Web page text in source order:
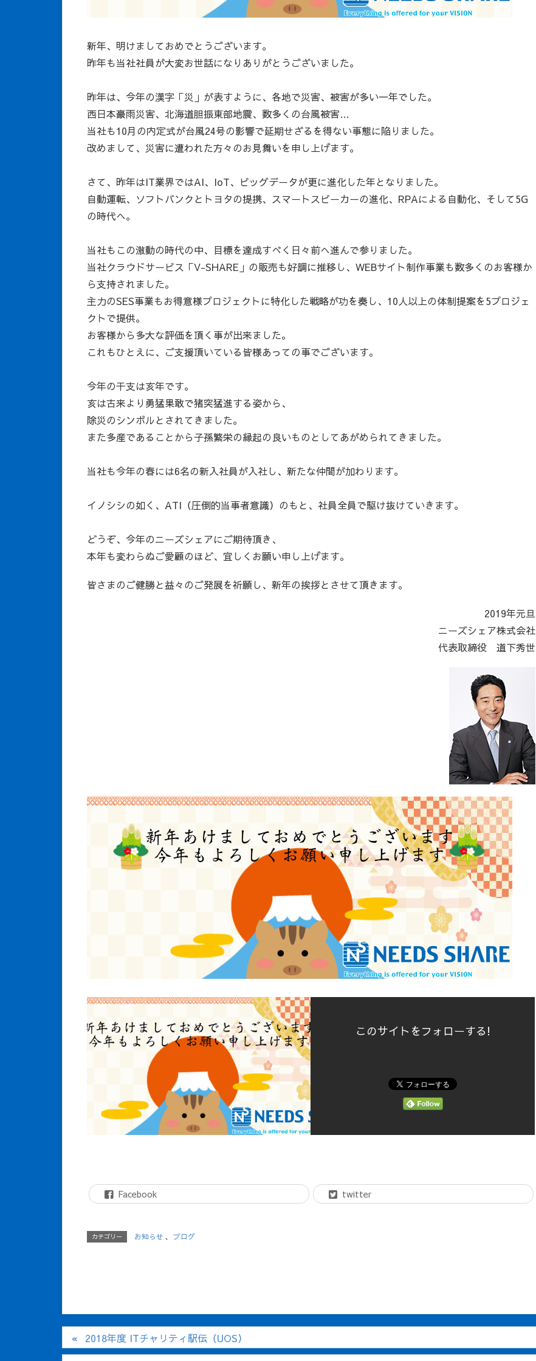
新年、明けましておめでとうございます。
昨年も当社社員が大変お世話になりありがとうございました。
昨年は、今年の漢字「災」が表すように、各地で災害、被害が多い一年でした。
西日本豪雨災害、北海道胆振東部地震、数多くの台風被害…
当社も10月の内定式が台風24号の影響で延期せざるを得ない事態に陥りました。
改めまして、災害に遭われた方々のお見舞いを申し上げます。
さて、昨年はIT業界ではAI、IoT、ビッグデータが更に進化した年となりました。
自動運転、ソフトバンクとトヨタの提携、スマートスピーカーの進化、RPAによる自動化、そして5G
の時代へ。
当社もこの激動の時代の中、目標を達成すべく日々前へ進んで参りました。
当社クラウドサービス「V-SHARE」の販売も好調に推移し、WEBサイト制作事業も数多くのお客様か
ら支持されました。
主力のSES事業もお得意様プロジェクトに特化した戦略が功を奏し、10人以上の体制提案を5プロジェ
クトで提供。
お客様から多大な評価を頂く事が出来ました。
これもひとえに、ご支援頂いている皆様あっての事でございます。
今年の干支は亥年です。
亥は古来より勇猛果敢で猪突猛進する姿から、
除災のシンボルとされてきました。
また多産であることから子孫繁栄の縁起の良いものとしてあがめられてきました。
当社も今年の春には6名の新入社員が入社し、新たな仲間が加わります。
イノシシの如く、ATI（圧倒的当事者意識）のもと、社員全員で駆け抜けていきます。
どうぞ、今年のニーズシェアにご期待頂き、
本年も変わらぬご愛顧のほど、宜しくお願い申し上げます。
皆さまのご健勝と益々のご発展を祈願し、新年の挨拶とさせて頂きます。
2019年元旦
ニーズシェア株式会社
代表取締役 道下秀世
このサイトをフォローする!
Facebook twitter
カテゴリー お知らせ 、 ブログ
2018年度 ITチャリティ駅伝（UOS）